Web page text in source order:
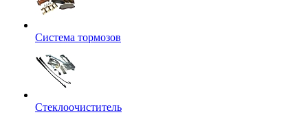
Система тормозов
Стеклоочиститель